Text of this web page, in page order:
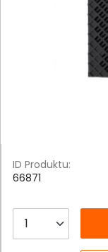
ID Produktu:
66871